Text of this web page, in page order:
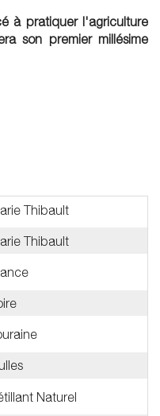
à pratiquer l'agriculture
son premier millésime
Thibault
Thibault
Naturel